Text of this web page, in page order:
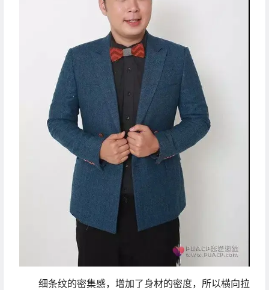
细条纹的密集感，增加了身材的密度，所以横向拉